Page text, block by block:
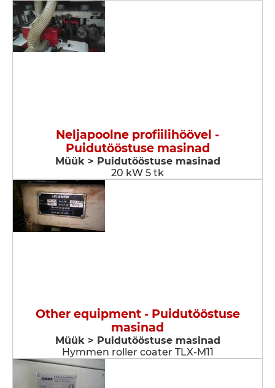
Neljapoolne profiilihöövel -
Puidutööstuse masinad
Müük > Puidutööstuse masinad
20 kW 5 tk
Other equipment - Puidutööstuse
masinad
Müük > Puidutööstuse masinad
Hymmen roller coater TLX-M11